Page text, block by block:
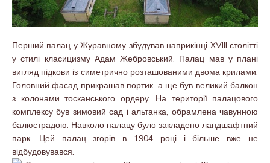
Перший палац у Журавному збудував наприкінці XVIII столітті
у стилі класицизму Адам Жебровський. Палац мав у плані
вигляд підкови із симетрично розташованими двома крилами.
Головний фасад прикрашав портик, а ще був великий балкон
з колонами тосканського ордеру. На території палацового
комплексу був зимовий сад і альтанка, обрамлена чавунною
балюстрадою. Навколо палацу було закладено ландшафтний
парк. Цей палац згорів в 1904 році і більше вже не
відбудовувався.